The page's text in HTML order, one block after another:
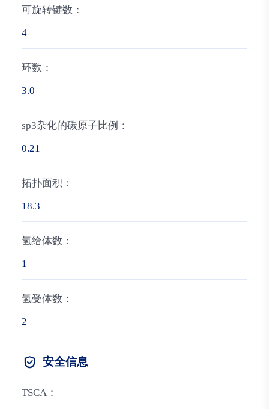
可旋转键数：
4
环数：
3.0
sp3杂化的碳原子比例：
0.21
拓扑面积：
18.3
氢给体数：
1
氢受体数：
2
安全信息
TSCA：